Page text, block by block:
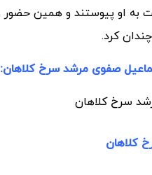
کرد.
صفوی مرشد سرخ کلاهان:
سرخ کلاهان
کلاهان